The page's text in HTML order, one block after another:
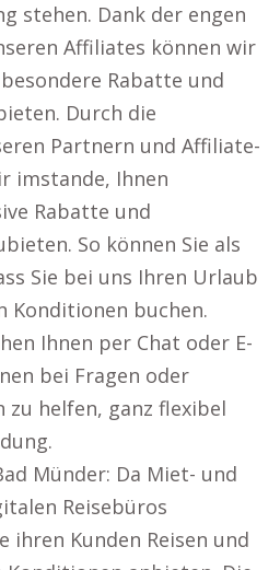
stehen. Dank der engen
Affiliates können wir
Rabatte und
Durch die
Partnern und Affiliate-
imstande, Ihnen
Rabatte und
So können Sie als
Sie bei uns Ihren Urlaub
Konditionen buchen.
Ihnen per Chat oder E-
bei Fragen oder
zu helfen, ganz flexibel
Münder: Da Miet- und
Reisebüros
ihren Kunden Reisen und